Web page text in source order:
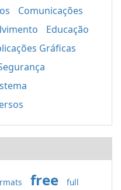
Comunicações
Educação
Gráficas
free
full